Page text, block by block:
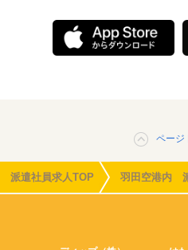
ページ
派遣社員求人TOP 羽田空港内